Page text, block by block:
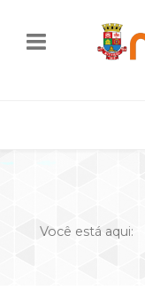
Você está aqui: